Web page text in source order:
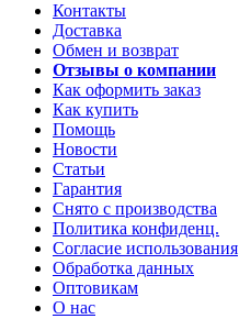
Контакты
Доставка
Обмен и возврат
Отзывы о компании
Как оформить заказ
Как купить
Помощь
Новости
Статьи
Гарантия
Снято с производства
Политика конфиденц.
Согласие использования
Обработка данных
Оптовикам
О нас